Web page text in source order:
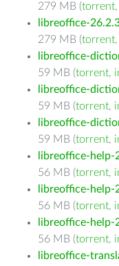
279 MB (torrent,
libreoffice-
279 MB (torrent,
libreoffice-
59 MB (torrent,
libreoffice-
59 MB (torrent,
libreoffice-
59 MB (torrent,
libreoffice-help-
56 MB (torrent,
libreoffice-help-
56 MB (torrent,
libreoffice-help-
56 MB (torrent,
libreoffice-